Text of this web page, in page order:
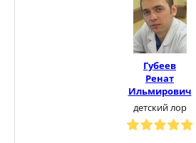
Губеев
Ренат
Ильмирович
детский лор